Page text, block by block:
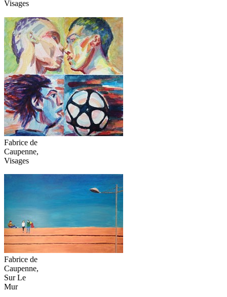
Visages
Fabrice de
Caupenne,
Visages
Fabrice de
Caupenne,
Sur Le
Mur